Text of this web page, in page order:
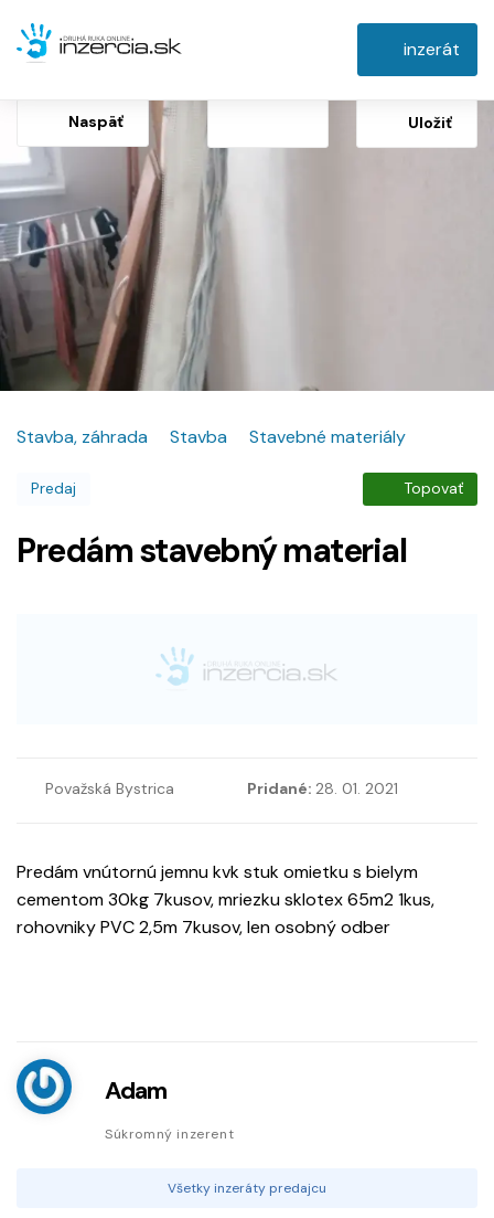
inzerát
Naspäť Uložiť
Stavba, záhrada Stavba Stavebné materiály
Predaj Topovať
Predám stavebný material
Považská Bystrica Pridané: 28. 01. 2021
Predám vnútornú jemnu kvk stuk omietku s bielym
cementom 30kg 7kusov, mriezku sklotex 65m2 1kus,
rohovniky PVC 2,5m 7kusov, len osobný odber
Adam
Súkromný inzerent
Všetky inzeráty predajcu